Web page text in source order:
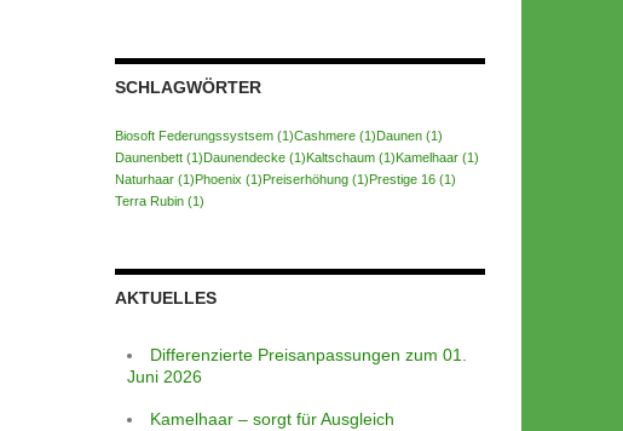
SCHLAGWÖRTER
Biosoft Federungssystsem (1)Cashmere (1)Daunen (1)
Daunenbett (1)Daunendecke (1)Kaltschaum (1)Kamelhaar (1)
Naturhaar (1)Phoenix (1)Preiserhöhung (1)Prestige 16 (1)
Terra Rubin (1)
AKTUELLES
Differenzierte Preisanpassungen zum 01.
Juni 2026
Kamelhaar – sorgt für Ausgleich